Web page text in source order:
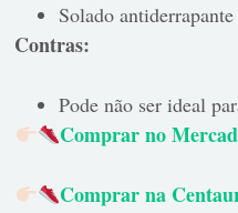
Solado antiderrapante
Contras:
Pode não ser ideal
Comprar no
Comprar na